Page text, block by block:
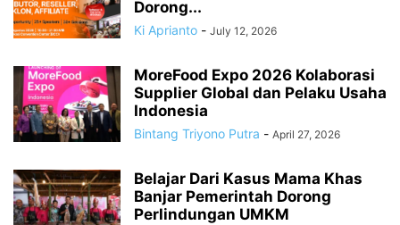
Dorong...
Ki Aprianto - July 12, 2026
MoreFood Expo 2026 Kolaborasi
Supplier Global dan Pelaku Usaha
Indonesia
Bintang Triyono Putra - April 27, 2026
Belajar Dari Kasus Mama Khas
Banjar Pemerintah Dorong
Perlindungan UMKM